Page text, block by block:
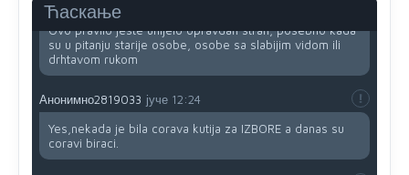
Ћаскање
Ovo pravilo jeste unijelo opravdan strah, posebno kada
su u pitanju starije osobe, osobe sa slabijim vidom ili
drhtavom rukom
Анонимно2819033 јуче 12:24
Yes,nekada je bila corava kutija za IZBORE a danas su
coravi biraci.